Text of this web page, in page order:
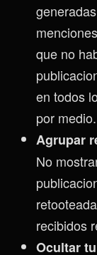
que no
en todos
por medio.
Agrupar
No
recibidos
Ocultar